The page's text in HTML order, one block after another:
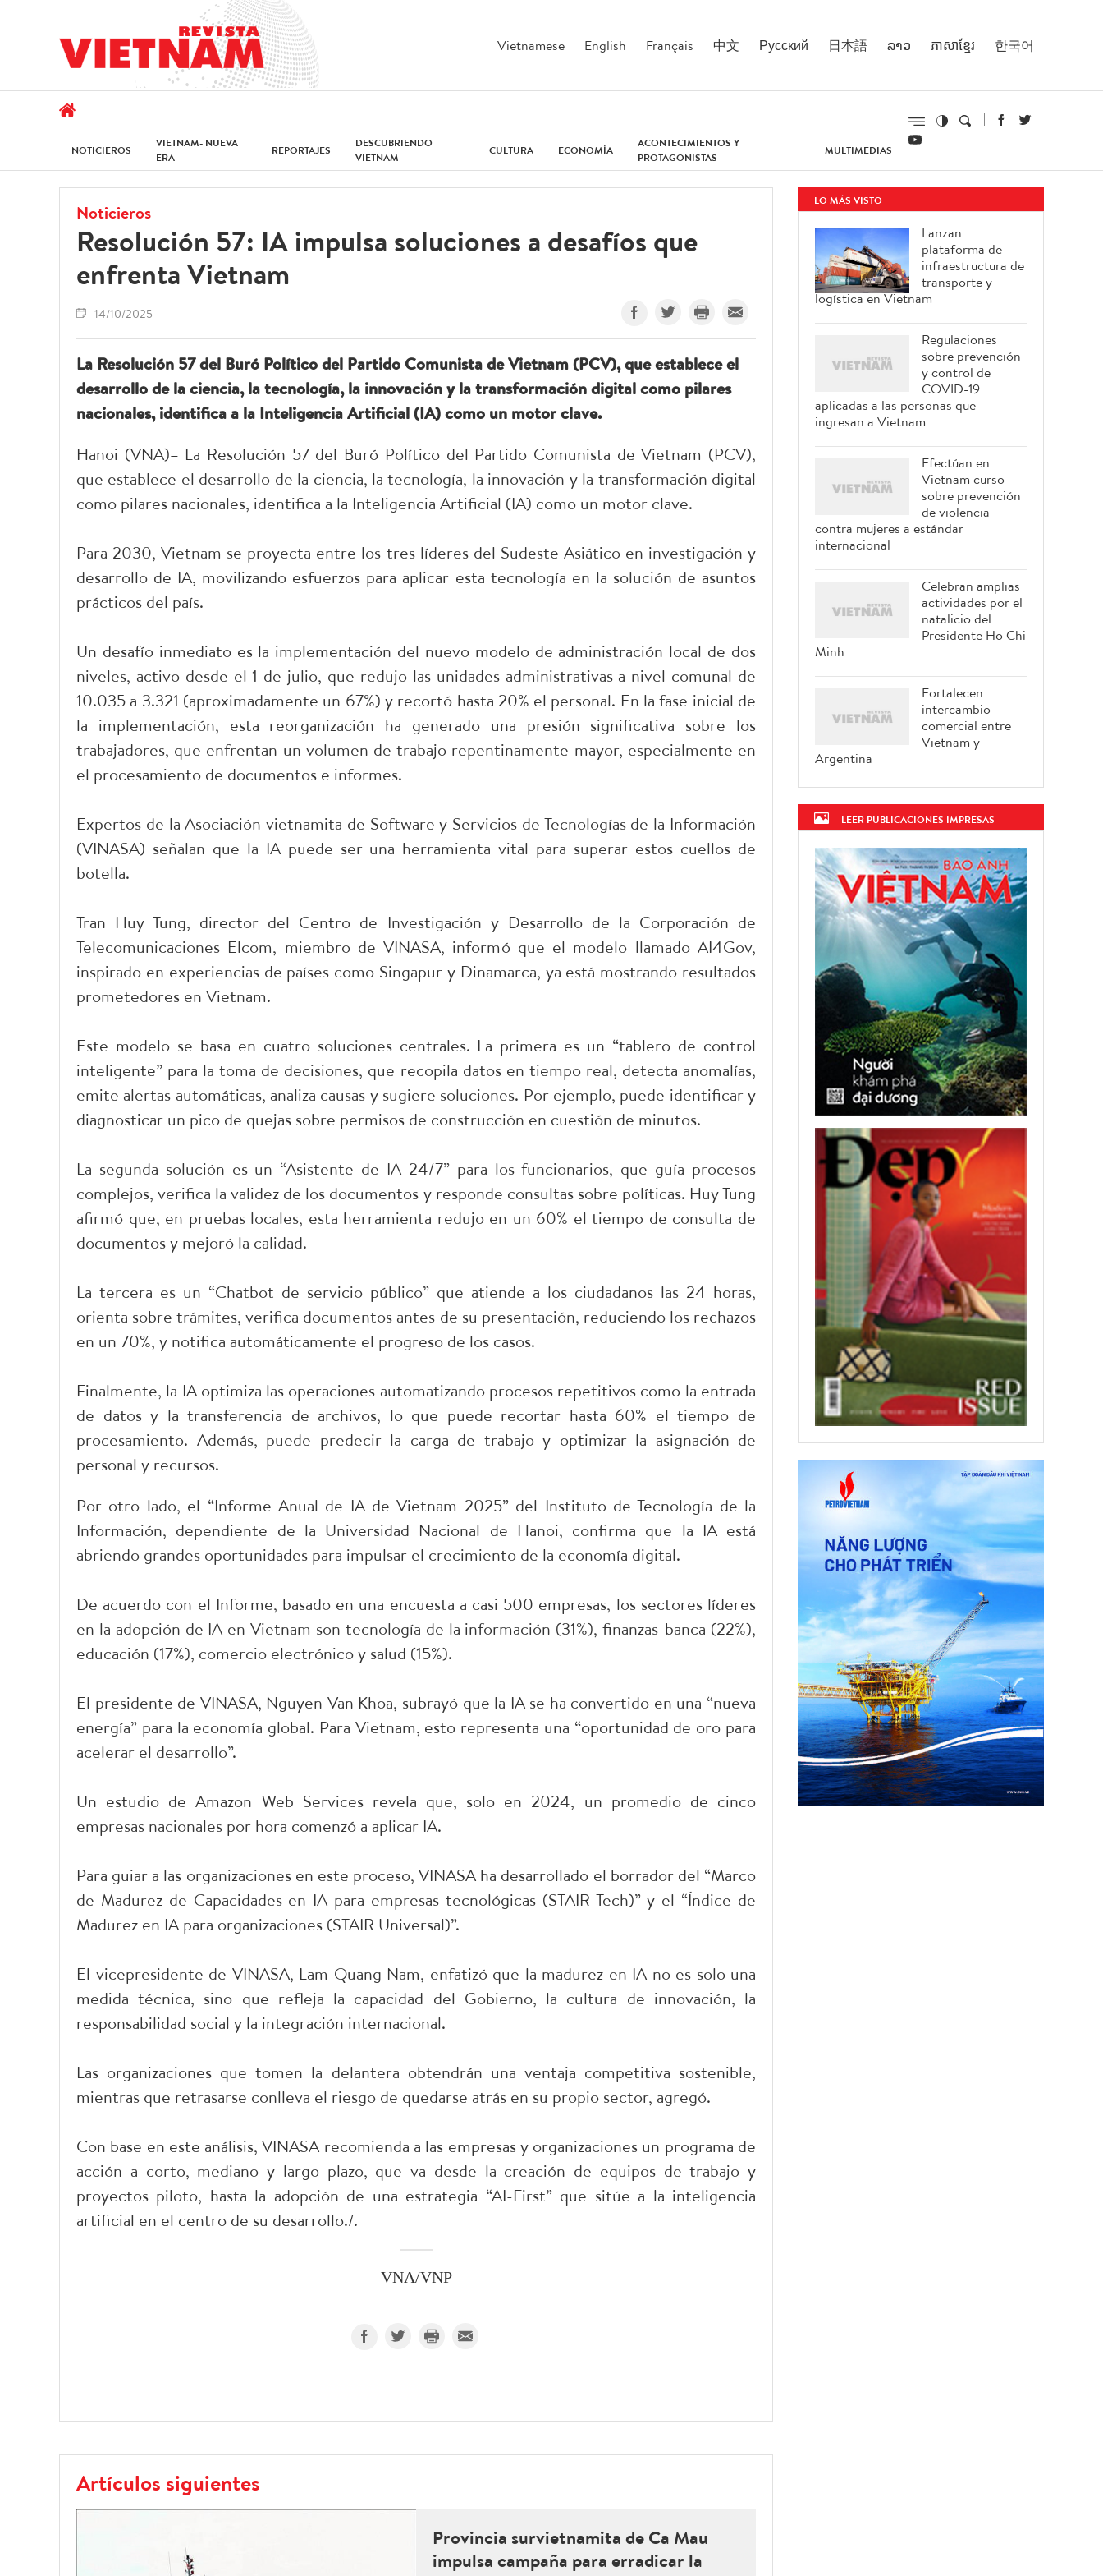
Vietnamese English Français 中文 Русский 日本語 ລາວ ភាសាខ្មែរ 한국어
NOTICIEROS
VIETNAM- NUEVA
ERA
REPORTAJES
DESCUBRIENDO
VIETNAM
CULTURA ECONOMÍA
ACONTECIMIENTOS Y
PROTAGONISTAS
MULTIMEDIAS
Noticieros
Resolución 57: IA impulsa soluciones a desafíos que
enfrenta Vietnam
14/10/2025
La Resolución 57 del Buró Político del Partido Comunista de Vietnam (PCV), que establece el
desarrollo de la ciencia, la tecnología, la innovación y la transformación digital como pilares
nacionales, identifica a la Inteligencia Artificial (IA) como un motor clave.
Hanoi (VNA)– La Resolución 57 del Buró Político del Partido Comunista de Vietnam (PCV),
que establece el desarrollo de la ciencia, la tecnología, la innovación y la transformación digital
como pilares nacionales, identifica a la Inteligencia Artificial (IA) como un motor clave.
Para 2030, Vietnam se proyecta entre los tres líderes del Sudeste Asiático en investigación y
desarrollo de IA, movilizando esfuerzos para aplicar esta tecnología en la solución de asuntos
prácticos del país.
Un desafío inmediato es la implementación del nuevo modelo de administración local de dos
niveles, activo desde el 1 de julio, que redujo las unidades administrativas a nivel comunal de
10.035 a 3.321 (aproximadamente un 67%) y recortó hasta 20% el personal. En la fase inicial de
la implementación, esta reorganización ha generado una presión significativa sobre los
trabajadores, que enfrentan un volumen de trabajo repentinamente mayor, especialmente en
el procesamiento de documentos e informes.
Expertos de la Asociación vietnamita de Software y Servicios de Tecnologías de la Información
(VINASA) señalan que la IA puede ser una herramienta vital para superar estos cuellos de
botella.
Tran Huy Tung, director del Centro de Investigación y Desarrollo de la Corporación de
Telecomunicaciones Elcom, miembro de VINASA, informó que el modelo llamado AI4Gov,
inspirado en experiencias de países como Singapur y Dinamarca, ya está mostrando resultados
prometedores en Vietnam.
Este modelo se basa en cuatro soluciones centrales. La primera es un “tablero de control
inteligente” para la toma de decisiones, que recopila datos en tiempo real, detecta anomalías,
emite alertas automáticas, analiza causas y sugiere soluciones. Por ejemplo, puede identificar y
diagnosticar un pico de quejas sobre permisos de construcción en cuestión de minutos.
La segunda solución es un “Asistente de IA 24/7” para los funcionarios, que guía procesos
complejos, verifica la validez de los documentos y responde consultas sobre políticas. Huy Tung
afirmó que, en pruebas locales, esta herramienta redujo en un 60% el tiempo de consulta de
documentos y mejoró la calidad.
La tercera es un “Chatbot de servicio público” que atiende a los ciudadanos las 24 horas,
orienta sobre trámites, verifica documentos antes de su presentación, reduciendo los rechazos
en un 70%, y notifica automáticamente el progreso de los casos.
Finalmente, la IA optimiza las operaciones automatizando procesos repetitivos como la entrada
de datos y la transferencia de archivos, lo que puede recortar hasta 60% el tiempo de
procesamiento. Además, puede predecir la carga de trabajo y optimizar la asignación de
personal y recursos.
Por otro lado, el “Informe Anual de IA de Vietnam 2025” del Instituto de Tecnología de la
Información, dependiente de la Universidad Nacional de Hanoi, confirma que la IA está
abriendo grandes oportunidades para impulsar el crecimiento de la economía digital.
De acuerdo con el Informe, basado en una encuesta a casi 500 empresas, los sectores líderes
en la adopción de IA en Vietnam son tecnología de la información (31%), finanzas-banca (22%),
educación (17%), comercio electrónico y salud (15%).
El presidente de VINASA, Nguyen Van Khoa, subrayó que la IA se ha convertido en una “nueva
energía” para la economía global. Para Vietnam, esto representa una “oportunidad de oro para
acelerar el desarrollo”.
Un estudio de Amazon Web Services revela que, solo en 2024, un promedio de cinco
empresas nacionales por hora comenzó a aplicar IA.
Para guiar a las organizaciones en este proceso, VINASA ha desarrollado el borrador del “Marco
de Madurez de Capacidades en IA para empresas tecnológicas (STAIR Tech)” y el “Índice de
Madurez en IA para organizaciones (STAIR Universal)”.
El vicepresidente de VINASA, Lam Quang Nam, enfatizó que la madurez en IA no es solo una
medida técnica, sino que refleja la capacidad del Gobierno, la cultura de innovación, la
responsabilidad social y la integración internacional.
Las organizaciones que tomen la delantera obtendrán una ventaja competitiva sostenible,
mientras que retrasarse conlleva el riesgo de quedarse atrás en su propio sector, agregó.
Con base en este análisis, VINASA recomienda a las empresas y organizaciones un programa de
acción a corto, mediano y largo plazo, que va desde la creación de equipos de trabajo y
proyectos piloto, hasta la adopción de una estrategia “AI-First” que sitúe a la inteligencia
artificial en el centro de su desarrollo./.
VNA/VNP
Artículos siguientes
Provincia survietnamita de Ca Mau
impulsa campaña para erradicar la
LO MÁS VISTO
Lanzan
plataforma de
infraestructura de
transporte y
logística en Vietnam
Regulaciones
sobre prevención
y control de
COVID-19
aplicadas a las personas que
ingresan a Vietnam
Efectúan en
Vietnam curso
sobre prevención
de violencia
contra mujeres a estándar
internacional
Celebran amplias
actividades por el
natalicio del
Presidente Ho Chi
Minh
Fortalecen
intercambio
comercial entre
Vietnam y
Argentina
LEER PUBLICACIONES IMPRESAS